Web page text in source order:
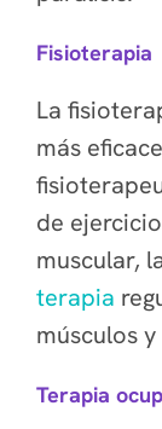
Fisioterapia
La
más
de
muscular,
terapia
músculos
Terapia